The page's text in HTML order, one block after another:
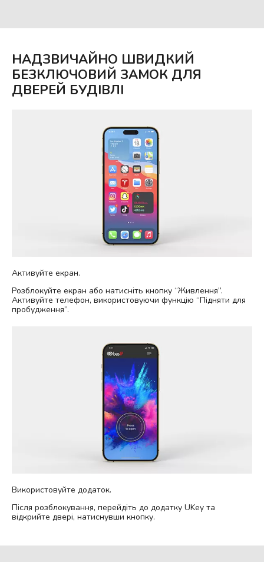
НАДЗВИЧАЙНО ШВИДКИЙ
БЕЗКЛЮЧОВИЙ ЗАМОК ДЛЯ
ДВЕРЕЙ БУДІВЛІ
Активуйте екран.
Розблокуйте екран або натисніть кнопку “Живлення”.
Активуйте телефон, використовуючи функцію “Підняти для
пробудження”.
Використовуйте додаток.
Після розблокування, перейдіть до додатку UKey та
відкрийте двері, натиснувши кнопку.